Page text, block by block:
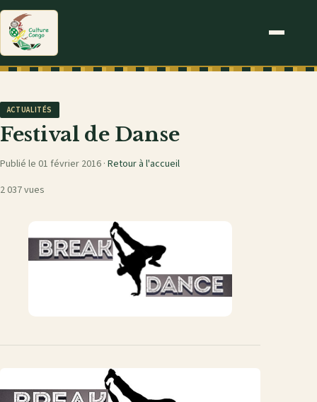
ACTUALITÉS
Festival de Danse
Publié le 01 février 2016 · Retour à l'accueil
2 037 vues